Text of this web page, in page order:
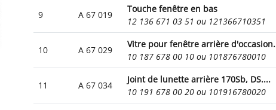
9 A 67 019
Touche fenêtre en bas
12 136 671 03 51 ou 121366710351
10 A 67 029
Vitre pour fenêtre arrière d'occasion.
10 187 678 00 10 ou 101876780010
11 A 67 034
Joint de lunette arrière 170Sb, DS....
10 191 678 00 20 ou 101916780020